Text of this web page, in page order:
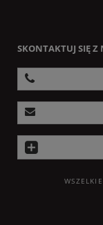
SKONTAKTUJ SIĘ Z